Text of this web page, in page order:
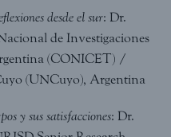
desde el sur: Dr.
de Investigaciones
(CONICET) /
(UNCuyo), Argentina
y sus satisfacciones: Dr.